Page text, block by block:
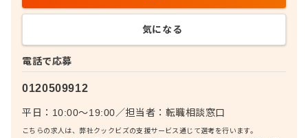
電話で応募
0120509912
平日：10:00〜19:00／担当者： 転職相談窓口
こちらの求人は、弊社クックビズの支援サービス通じて選考を行います。
気になる